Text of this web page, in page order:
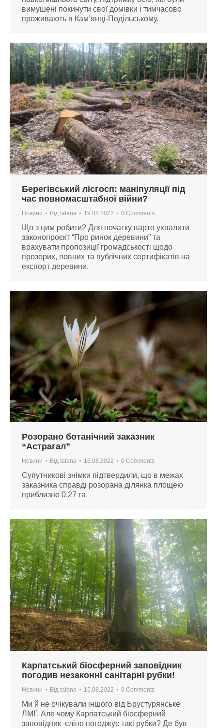
вимушені покинути свої домівки і тимчасово
проживають в Кам’янці-Подільському.
Берегівський лісгосп: маніпуляції під
час повномасштабної війни?
Новини Від tatana 19.08.2022 0 Comments
Що з цим робити? Для початку варто ухвалити
законопроєкт “Про ринок деревини” та
врахувати пропозиції громадськості щодо
прозорих, повних та публічних сертифікатів на
експорт деревини.
Розорано ботанічний заказник
“Астрагал”
Новини Від tatana 16.08.2022 0 Comments
Супутникові знімки підтвердили, що в межах
заказника справді розорана ділянка площею
приблизно 0.27 га.
Карпатський біосферний заповідник
погодив незаконні санітарні рубки!
Новини Від tatana 15.08.2022 0 Comments
Ми й не очікували іншого від Брустурянське
ЛМГ. Але чому Карпатський біосферний
заповідник сліпо погоджує такі рубки? Де був